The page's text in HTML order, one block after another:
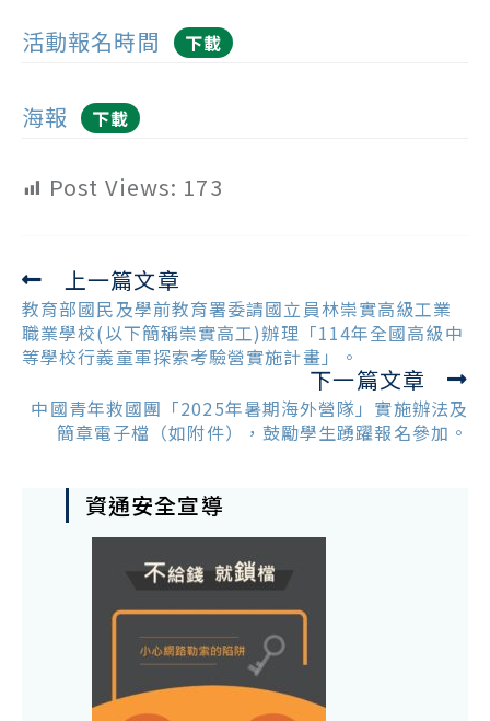
活動報名時間
下載
海報 下載
Post Views: 173
Read
more
articles
上一篇文章
教育部國民及學前教育署委請國立員林崇實高級工業
職業學校(以下簡稱崇實高工)辦理「114年全國高級中
等學校行義童軍探索考驗營實施計畫」。
下一篇文章
中國青年救國團「2025年暑期海外營隊」實施辦法及
簡章電子檔（如附件），鼓勵學生踴躍報名參加。
資通安全宣導